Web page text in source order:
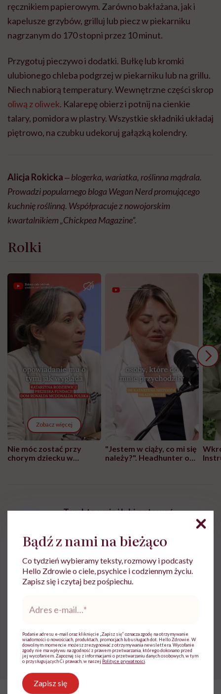
ręcznikiem papierowym. Zarówno bakłażana, jak i
kapelusze grzybów, grilluj lub piecz w piekarniku
nagrzanym do 170 stopni przez 10 minut.
Przygotuj pieczywo i dodatki. Bułkę lub kromki
ulubionego chleba podgrzej w piekarniku lub na grillu.
Niech nabiorą temperatury. Wewnętrzne części skrop
oliwą z oliwek. Kalarepę obierz i potnij na cienkie
talary, pomidora w plastry. Wszystkie składniki układaj
piętrowo, na czubku udekoruj gałązką kolendry.
Alicja Rokicka‒ blogerka, wariatka, roślinna mądrala.
Prowadzi popularnego bloga Wegan Nerd promującego
kuchnię roślinną. Współpracuje z nowojorskim
kwartalnikiem „Chickpea Magazine”.
Rolki
Zobacz więcej
Nie móc zostać przy
chorym dziecku w
"Jestem w ciąży, co mi się
należy?". Headhunter o
Ten, kto umie i lubi gotować
Udostępnij
Weganizm
Bądź z nami na bieżąco
Co tydzień wybieramy teksty, rozmowy i podcasty
Hello Zdrowie o ciele, psychice i codziennym życiu.
Zapisz się i czytaj bez pośpiechu.
mail*
Podanie adresu e-mail oraz kliknięcie „Zapisz się” oznacza zgodę na otrzymywanie
wiadomości o nowościach, produktach, promocjach lub usługach dot. Hello Zdrowie. W
dowolnym momencie możesz zrezygnować z otrzymywania newslettera. Wycofanie
zgody nie ma wpływu na zgodność z prawem przetwarzania, którego dokonano przed
jej wycofaniem. Zapoznaj się z informacjami o przetwarzaniu danych osobowych, w tym
o przysługujących Ci prawach, w naszej Polityce prywatności
Zapisz się